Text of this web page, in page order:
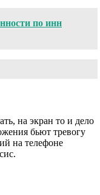
по инн
на экран то и дело
бьют тревогу
на телефоне